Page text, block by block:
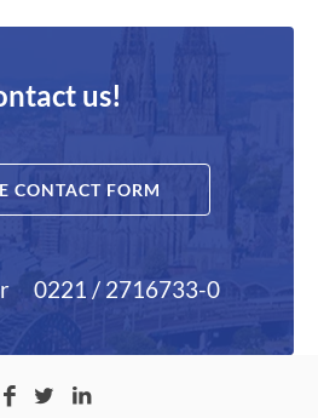
us!
CONTACT FORM
0221 / 2716733-0